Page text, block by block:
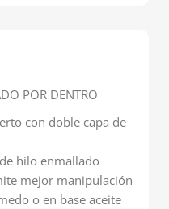
POR DENTRO
con doble capa de
hilo enmallado
mejor manipulación
o en base aceite